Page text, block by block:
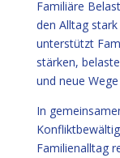
Familiäre
den Alltag
unterstützt
stärken,
und neue
In
Familienalltag